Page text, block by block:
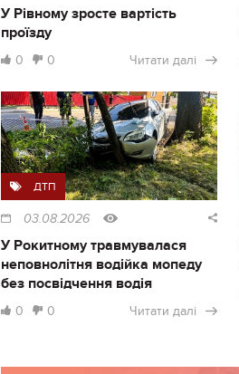
У Рівному зросте вартість
проїзду
0 0 Читати далі
ДТП
03.08.2026
У Рокитному травмувалася
неповнолітня водійка мопеду
без посвідчення водія
0 0 Читати далі